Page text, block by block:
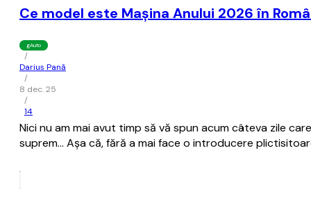
Ce model este Mașina Anului 2026 în
gAuto
/
Darius Pană
/
8 dec. 25
/
14
Nici nu am mai avut timp să vă spun acum câteva zile
suprem... Așa că, fără a mai face o introducere